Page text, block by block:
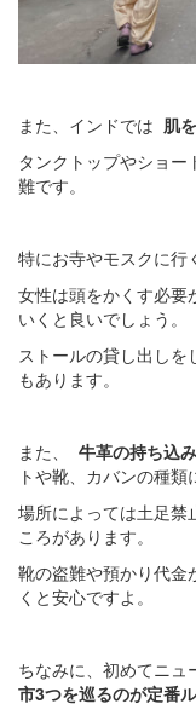
また、インドでは 肌
タンクトップやショ
難です。
特にお寺やモスクに行
女性は頭をかくす必要
いくと良いでしょう。
ストールの貸し出し
もあります。
また、 牛革の持ち込
トや靴、カバンの種類
場所によっては土足禁
ころがあります。
靴の盗難や預かり代金
くと安心ですよ。
ちなみに、初めてニュ
市3つを巡るのが定番